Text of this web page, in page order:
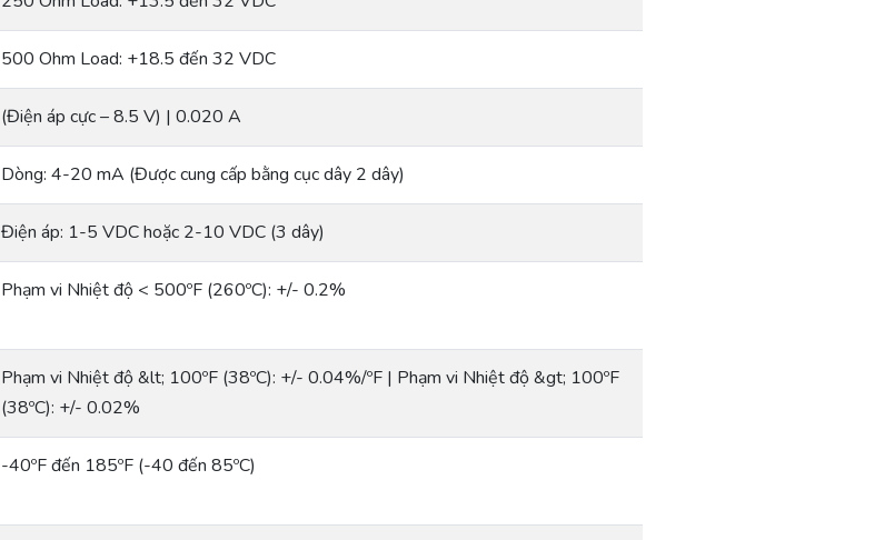
500 Ohm Load: +18.5 đến 32 VDC
(Điện áp cực – 8.5 V) | 0.020 A
Dòng: 4-20 mA (Được cung cấp bằng cục dây 2 dây)
Điện áp: 1-5 VDC hoặc 2-10 VDC (3 dây)
Phạm vi Nhiệt độ < 500ºF (260ºC): +/- 0.2%
Phạm vi Nhiệt độ &lt; 100ºF (38ºC): +/- 0.04%/ºF | Phạm vi Nhiệt độ &gt; 100ºF
(38ºC): +/- 0.02%
-40ºF đến 185ºF (-40 đến 85ºC)